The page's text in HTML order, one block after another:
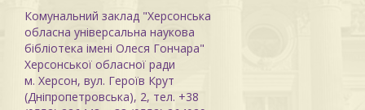
Комунальний заклад "Херсонська
обласна універсальна наукова
бібліотека імені Олеся Гончара"
Херсонської обласної ради
м. Херсон, вул. Героїв Крут
(Дніпропетровська), 2, тел. +38